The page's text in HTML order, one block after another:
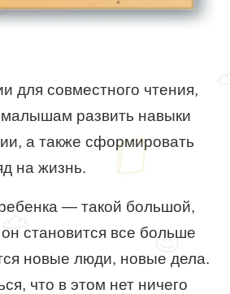
для совместного чтения,
малышам развить навыки
а также сформировать
на жизнь.
— такой большой,
становится все больше
новые люди, новые дела.
что в этом нет ничего